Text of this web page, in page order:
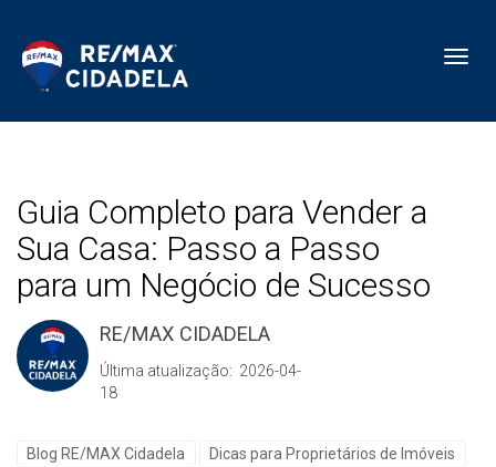
Guia Completo para Vender a
Sua Casa: Passo a Passo
para um Negócio de Sucesso
RE/MAX CIDADELA
Última atualização: 2026-04-
18
Blog RE/MAX Cidadela Dicas para Proprietários de Imóveis